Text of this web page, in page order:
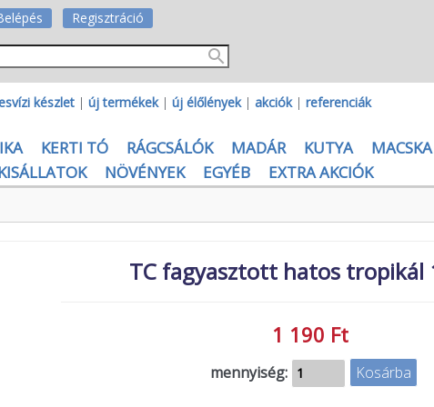
Regisztráció
készlet | új termékek| új élőlények| akciók| referenciák
KERTI TÓ RÁGCSÁLÓK MADÁR KUTYA
MACSKA
NÖVÉNYEK EGYÉB EXTRA AKCIÓK
TC fagyasztott hatos tropikál
1 190 Ft
mennyiség: